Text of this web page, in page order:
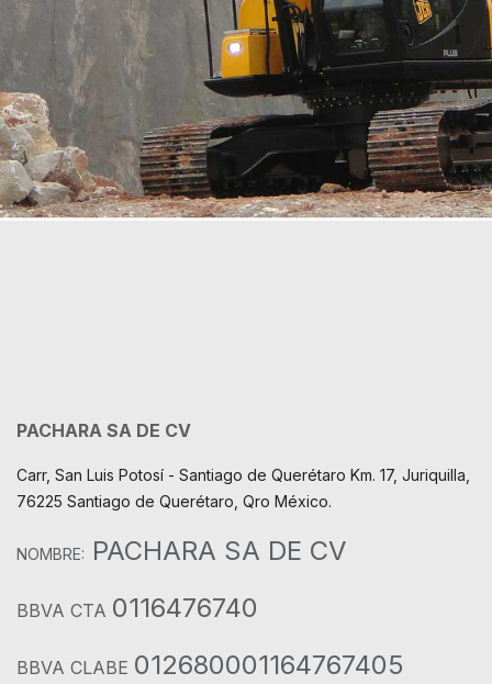
PACHARA SA DE CV
Carr, San Luis Potosí - Santiago de Querétaro Km. 17, Juriquilla,
76225 Santiago de Querétaro, Qro México.
NOMBRE: PACHARA SA DE CV
BBVA CTA 0116476740
BBVA CLABE 012680001164767405